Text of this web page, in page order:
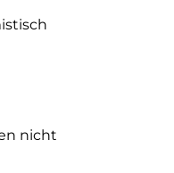
nicht